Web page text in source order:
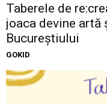
Taberele de
joaca devine artă
Bucureștiului
GOKID